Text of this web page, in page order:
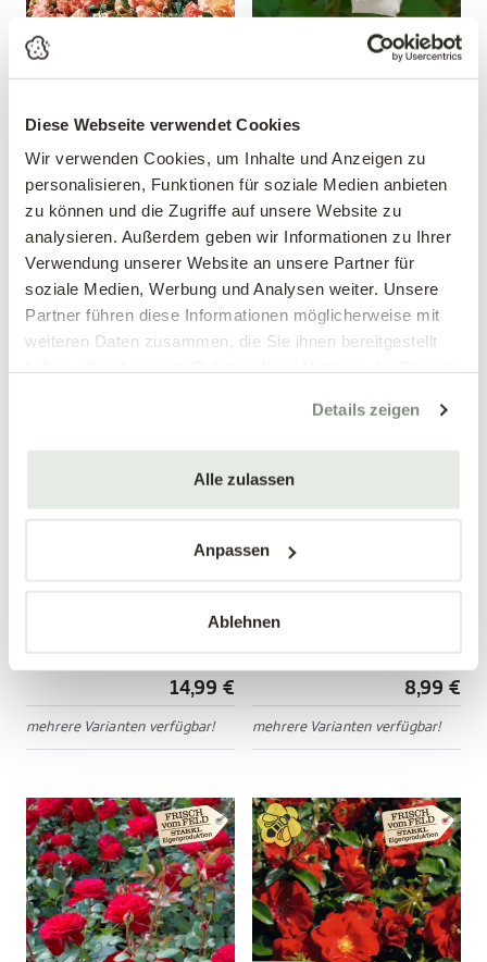
Diese Webseite verwendet Cookies
Wir verwenden Cookies, um Inhalte und Anzeigen zu
personalisieren, Funktionen für soziale Medien anbieten
zu können und die Zugriffe auf unsere Website zu
analysieren. Außerdem geben wir Informationen zu Ihrer
Verwendung unserer Website an unsere Partner für
soziale Medien, Werbung und Analysen weiter. Unsere
Partner führen diese Informationen möglicherweise mit
weiteren Daten zusammen, die Sie ihnen bereitgestellt
Details zeigen
Alle zulassen
Anpassen
Ablehnen
Apricot'®
Rosa 'Bordüre Apricot'®
12,99 €
mehrere Varianten verfügbar!
Paul II'®
Rosa 'Papst Johannes Paul
II'®
12,99 €
mehrere Varianten verfügbar!
Edelrose 'Nostalgie'®
14,99 €
mehrere Varianten verfügbar!
Mengen-
rabatt
Bodendeckerrose
'Mirato'®
8,99 €
mehrere Varianten verfügbar!